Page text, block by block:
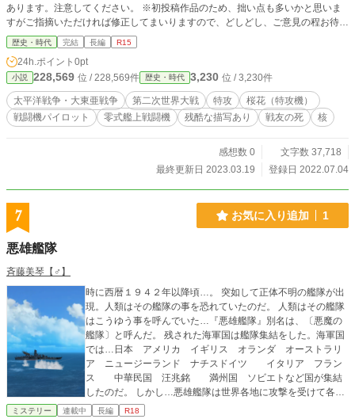
あります。注意してください。 ※初投稿作品のため、拙い点も多いかと思いま
すがご指摘いただければ修正してまいりますので、どしどし、ご意見の程お待ち
しております。 ※なろう、カクヨム、ノベルアップ+でも投稿中
歴史・時代 完結 長編 R15
24h.ポイント 0pt
小説 228,569 位 / 228,569件 歴史・時代 3,230 位 / 3,230件
太平洋戦争・大東亜戦争 第二次世界大戦 特攻
桜花（特攻機）
戦闘機パイロット
零式艦上戦闘機 残酷な描写あり 戦友の死 核
感想数 0
文字数 37,718
最終更新日 2023.03.19
登録日 2022.07.04
7 お気に入り追加 1
悪雄艦隊
斉藤美琴【♂】
時に西暦１９４２年以降頃…。 突如して正体不明の艦隊が出
現。人類はその艦隊の事を恐れていたのだ。 人類はその艦隊
はこうゆう事を呼んでいた…『悪雄艦隊』別名は、〔悪魔の
艦隊〕と呼んだ。 残された海軍国は艦隊集結をした。海軍国
では…日本 アメリカ イギリス オランダ オーストラリ
ア ニュージーランド ナチスドイツ イタリア フラン
ス 中華民国 汪兆銘 満州国 ソビエトなど国が集結
したのだ。 しかし…悪雄艦隊は世界各地に攻撃を受けて各地
の大都市が破壊され町の中心部は殲滅。 なお…各国の各地に
ミステリー 連載中 長編 R18